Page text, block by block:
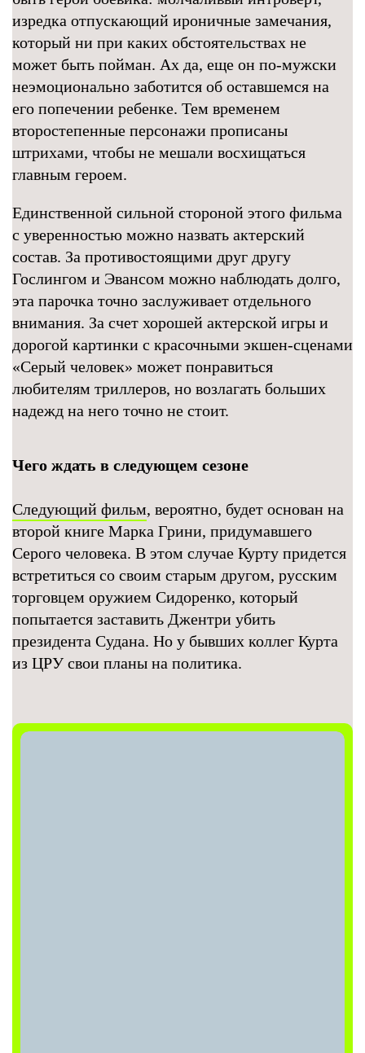
изредка отпускающий ироничные замечания,
который ни при каких обстоятельствах не
может быть пойман. Ах да, еще он по-мужски
неэмоционально заботится об оставшемся на
его попечении ребенке. Тем временем
второстепенные персонажи прописаны
штрихами, чтобы не мешали восхищаться
главным героем.
Единственной сильной стороной этого фильма
с уверенностью можно назвать актерский
состав. За противостоящими друг другу
Гослингом и Эвансом можно наблюдать долго,
эта парочка точно заслуживает отдельного
внимания. За счет хорошей актерской игры и
дорогой картинки с красочными экшен-сценами
«Серый человек» может понравиться
любителям триллеров, но возлагать больших
надежд на него точно не стоит.
Чего ждать в следующем сезоне
Следующий фильм, вероятно, будет основан на
второй книге Марка Грини, придумавшего
Серого человека. В этом случае Курту придется
встретиться со своим старым другом, русским
торговцем оружием Сидоренко, который
попытается заставить Джентри убить
президента Судана. Но у бывших коллег Курта
из ЦРУ свои планы на политика.